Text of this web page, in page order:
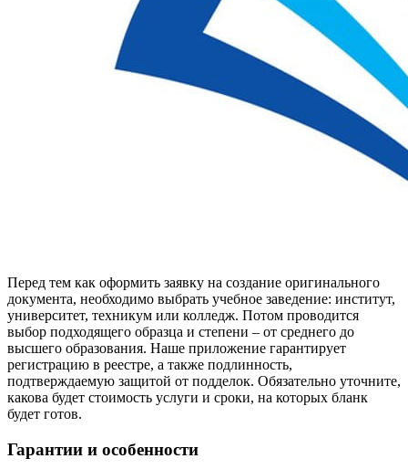
Перед тем как оформить заявку на создание оригинального
документа, необходимо выбрать учебное заведение: институт,
университет, техникум или колледж. Потом проводится
выбор подходящего образца и степени – от среднего до
высшего образования. Наше приложение гарантирует
регистрацию в реестре, а также подлинность,
подтверждаемую защитой от подделок. Обязательно уточните,
какова будет стоимость услуги и сроки, на которых бланк
будет готов.
Гарантии и особенности